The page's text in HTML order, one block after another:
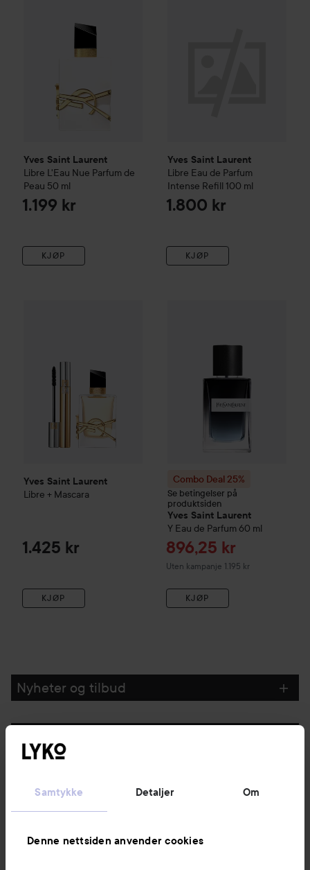
Samtykke Detaljer Om
Denne nettsiden anvender cookies
Yves Saint Laurent
Libre L'Eau Nue Parfum de
Peau 50 ml
1.199 kr
KJØP
Yves Saint Laurent
Libre Eau de Parfum
Intense Refill 100 ml
1.800 kr
KJØP
Yves Saint Laurent
Libre + Mascara
1.425 kr
KJØP
Combo Deal 25%
Se betingelser på
produktsiden
Yves Saint Laurent
Y Eau de Parfum 60 ml
Tilbudspris
896,25 kr
Uten kampanje 1.195 kr
KJØP
Nyheter og tilbud
Kundeservice
Informasjon